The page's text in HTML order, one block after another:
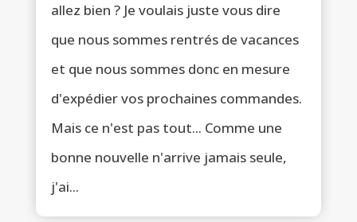
allez bien ? Je voulais juste vous dire
que nous sommes rentrés de vacances
et que nous sommes donc en mesure
d'expédier vos prochaines commandes.
Mais ce n'est pas tout... Comme une
bonne nouvelle n'arrive jamais seule,
j'ai...